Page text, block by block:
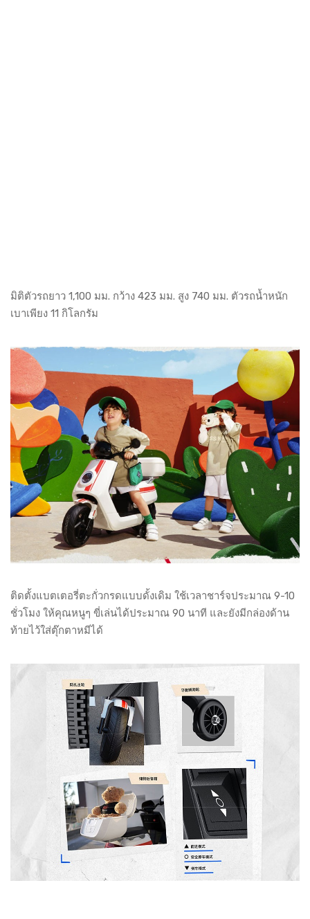
มิติตัวรถยาว 1,100 มม. กว้าง 423 มม. สูง 740 มม. ตัวรถน้ำหนัก
เบาเพียง 11 กิโลกรัม
ติดตั้งแบตเตอรี่ตะกั่วกรดแบบดั้งเดิม ใช้เวลาชาร์จประมาณ 9-10
ชั่วโมง ให้คุณหนูๆ ขี่เล่นได้ประมาณ 90 นาที และยังมีกล่องด้าน
ท้ายไว้ใส่ตุ๊กตาหมีได้